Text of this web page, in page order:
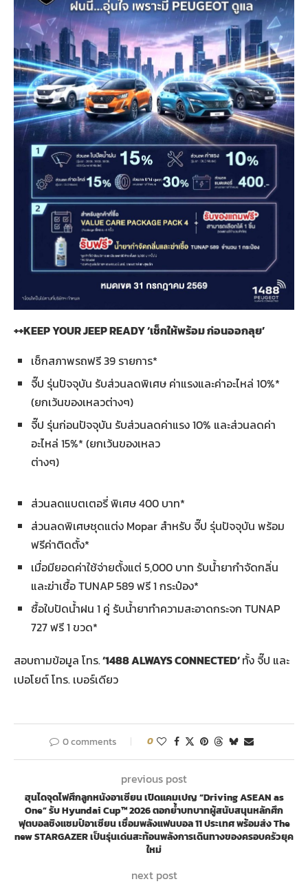
++KEEP YOUR JEEP READY ‘เช็กให้พร้อม ก่อนออกลุย’
เช็กสภาพรถฟรี 39 รายการ*
จี๊ป รุ่นปัจจุบัน รับส่วนลดพิเศษ ค่าแรงและค่าอะไหล่ 10%*
(ยกเว้นของเหลวต่างๆ)
จี๊ป รุ่นก่อนปัจจุบัน รับส่วนลดค่าแรง 10% และส่วนลดค่า
อะไหล่ 15%* (ยกเว้นของเหลว
ต่างๆ)
ส่วนลดแบตเตอรี่ พิเศษ 400 บาท*
ส่วนลดพิเศษชุดแต่ง Mopar สำหรับ จี๊ป รุ่นปัจจุบัน พร้อม
ฟรีค่าติดตั้ง*
เมื่อมียอดค่าใช้จ่ายตั้งแต่ 5,000 บาท รับน้ำยากำจัดกลิ่น
และฆ่าเชื้อ TUNAP 589 ฟรี 1 กระป๋อง*
ซื้อใบปัดน้ำฝน 1 คู่ รับน้ำยาทำความสะอาดกระจก TUNAP
727 ฟรี 1 ขวด*
สอบถามข้อมูล โทร.‘1488 ALWAYS CONNECTED’ทั้ง จี๊ป และ
เปอโยต์ โทร. เบอร์เดียว
0 comments 0
previous post
ฮุนไดจุดไฟศึกลูกหนังอาเซียน เปิดแคมเปญ “Driving ASEAN as
One” รับ Hyundai Cup™ 2026 ตอกย้ำบทบาทผู้สนับสนุนหลักศึก
ฟุตบอลชิงแชมป์อาเซียน เชื่อมพลังแฟนบอล 11 ประเทศ พร้อมส่ง The
new STARGAZER เป็นรุ่นเด่นสะท้อนพลังการเดินทางของครอบครัวยุค
ใหม่
next post